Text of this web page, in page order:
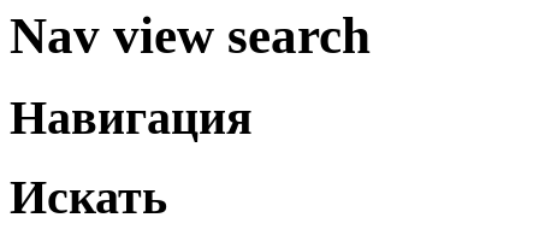
Nav view search
Навигация
Искать